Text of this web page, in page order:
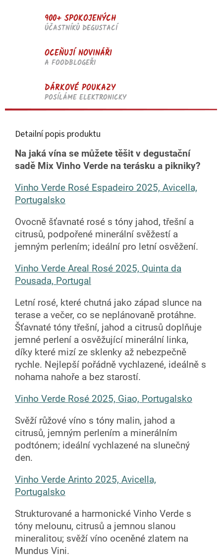
900+ SPOKOJENÝCH
ÚČASTNÍKŮ DEGUSTACÍ
OCEŇUJÍ NOVINÁŘI
A FOODBLOGEŘI
DÁRKOVÉ POUKAZY
POSÍLÁME ELEKTRONICKY
Detailní popis produktu
Na jaká vína se můžete těšit v degustační
sadě Mix Vinho Verde na terásku a pikniky?
Vinho Verde Rosé Espadeiro 2025, Avicella,
Portugalsko
Ovocně šťavnaté rosé s tóny jahod, třešní a
citrusů, podpořené minerální svěžestí a
jemným perlením; ideální pro letní osvěžení.
Vinho Verde Areal Rosé 2025, Quinta da
Pousada, Portugal
Letní rosé, které chutná jako západ slunce na
terase a večer, co se neplánovaně protáhne.
Šťavnaté tóny třešní, jahod a citrusů doplňuje
jemné perlení a osvěžující minerální linka,
díky které mizí ze sklenky až nebezpečně
rychle. Nejlepší pořádně vychlazené, ideálně s
nohama nahoře a bez starostí.
Vinho Verde Rosé 2025, Giao, Portugalsko
Svěží růžové víno s tóny malin, jahod a
citrusů, jemným perlením a minerálním
podtónem; ideální vychlazené na slunečný
den.
Vinho Verde Arinto 2025, Avicella,
Portugalsko
Strukturované a harmonické Vinho Verde s
tóny melounu, citrusů a jemnou slanou
mineralitou; svěží víno oceněné zlatem na
Mundus Vini.